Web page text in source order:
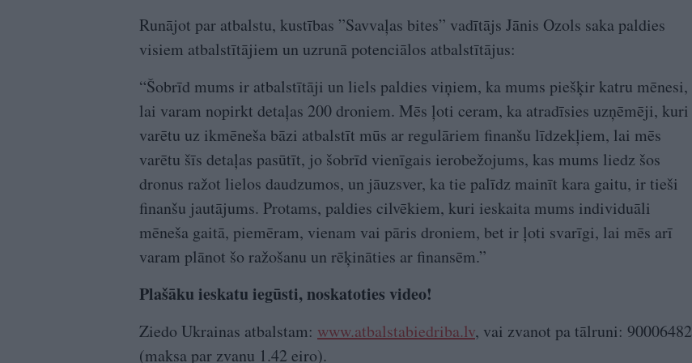
Runājot par atbalstu, kustības ”Savvaļas bites” vadītājs Jānis Ozols saka paldies
visiem atbalstītājiem un uzrunā potenciālos atbalstītājus:
“Šobrīd mums ir atbalstītāji un liels paldies viņiem, ka mums piešķir katru mēnesi,
lai varam nopirkt detaļas 200 droniem. Mēs ļoti ceram, ka atradīsies uzņēmēji, kuri
varētu uz ikmēneša bāzi atbalstīt mūs ar regulāriem finanšu līdzekļiem, lai mēs
varētu šīs detaļas pasūtīt, jo šobrīd vienīgais ierobežojums, kas mums liedz šos
dronus ražot lielos daudzumos, un jāuzsver, ka tie palīdz mainīt kara gaitu, ir tieši
finanšu jautājums. Protams, paldies cilvēkiem, kuri ieskaita mums individuāli
mēneša gaitā, piemēram, vienam vai pāris droniem, bet ir ļoti svarīgi, lai mēs arī
varam plānot šo ražošanu un rēķināties ar finansēm.”
Plašāku ieskatu iegūsti, noskatoties video!
Ziedo Ukrainas atbalstam: www.atbalstabiedriba.lv, vai zvanot pa tālruni: 90006482
(maksa par zvanu 1.42 eiro).